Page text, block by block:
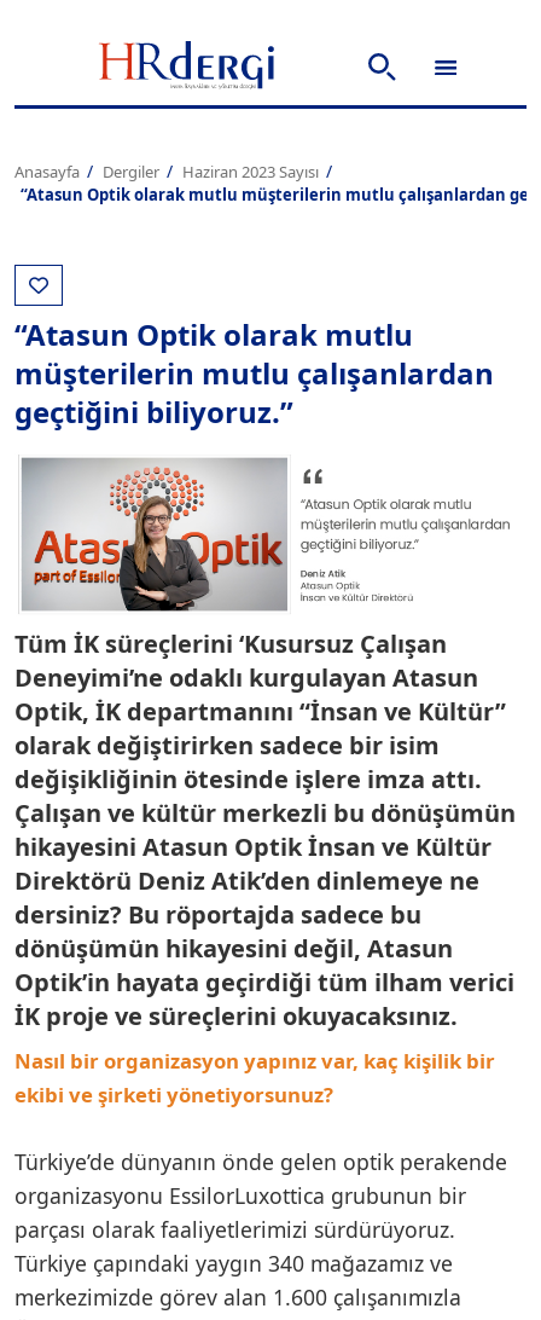
Anasayfa Dergiler
Haziran 2023 Sayısı
“Atasun Optik olarak mutlu müşterilerin mutlu çalışanlardan
“Atasun Optik olarak mutlu
müşterilerin mutlu çalışanlardan
geçtiğini biliyoruz.”
Tüm İK süreçlerini ‘Kusursuz Çalışan
Deneyimi’ne odaklı kurgulayan Atasun
Optik, İK departmanını “İnsan ve Kültür”
olarak değiştirirken sadece bir isim
değişikliğinin ötesinde işlere imza attı.
Çalışan ve kültür merkezli bu dönüşümün
hikayesini Atasun Optik İnsan ve Kültür
Direktörü Deniz Atik’den dinlemeye ne
dersiniz? Bu röportajda sadece bu
dönüşümün hikayesini değil, Atasun
Optik’in hayata geçirdiği tüm ilham verici
İK proje ve süreçlerini okuyacaksınız.
Nasıl bir organizasyon yapınız var, kaç kişilik bir
ekibi ve şirketi yönetiyorsunuz?
Türkiye’de dünyanın önde gelen optik perakende
organizasyonu EssilorLuxottica grubunun bir
parçası olarak faaliyetlerimizi sürdürüyoruz.
Türkiye çapındaki yaygın 340 mağazamız ve
merkezimizde görev alan 1.600 çalışanımızla